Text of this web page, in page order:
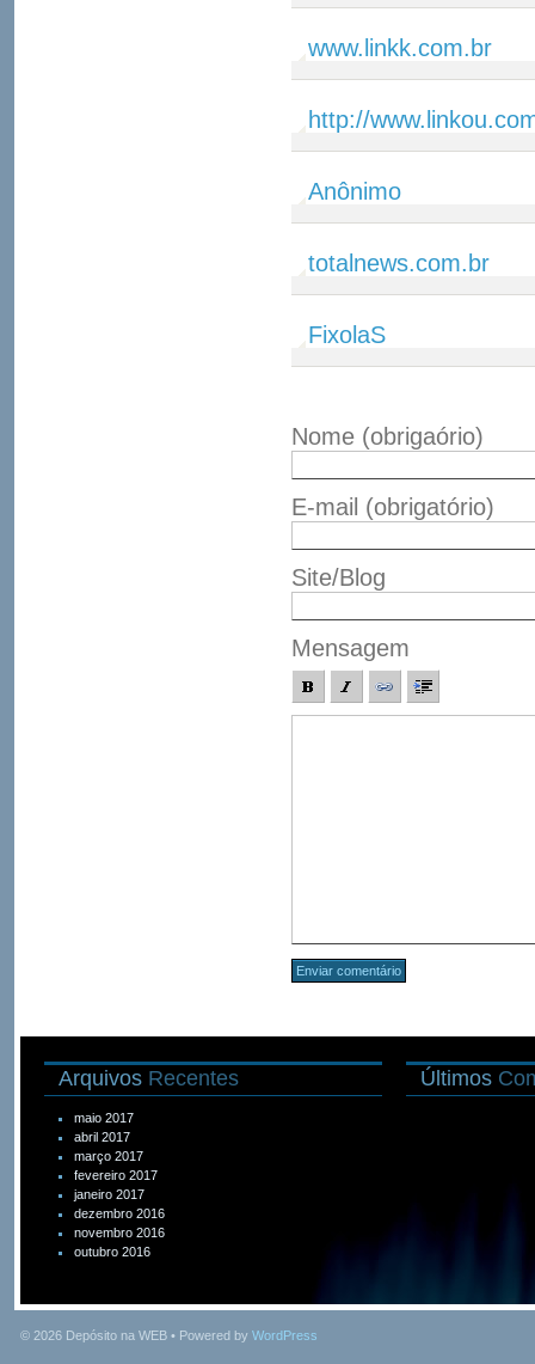
www.linkk.com.br
http://
Anônimo
totalnews.com.br
FixolaS
Nome (obrigaório)
E-mail (obrigatório)
Site/Blog
Mensagem
Arquivos Recentes
maio 2017
abril 2017
março 2017
fevereiro 2017
janeiro 2017
dezembro 2016
novembro 2016
outubro 2016
Últimos
© 2026 Depósito na WEB • Powered by WordPress